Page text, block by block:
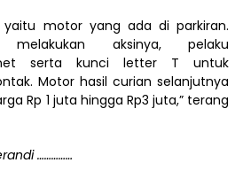
yaitu motor yang ada di parkiran.
aksinya, pelaku
serta kunci letter T untuk
Motor hasil curian selanjutnya
Rp 1 juta hingga Rp3 juta,” terang
……………